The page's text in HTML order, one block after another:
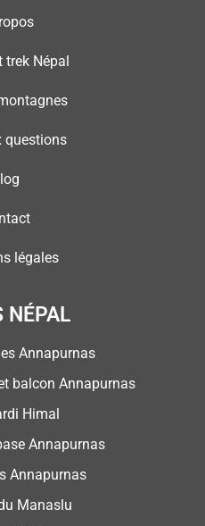
trek Népal
questions
légales
NÉPAL
Annapurnas
balcon Annapurnas
Himal
Annapurnas
Annapurnas
Manaslu